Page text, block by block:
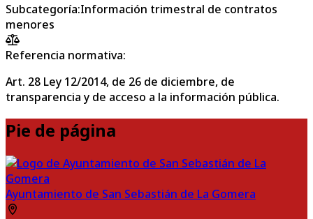
Subcategoría:Información trimestral de contratos
menores
Referencia normativa:
Art. 28 Ley 12/2014, de 26 de diciembre, de
transparencia y de acceso a la información pública.
Pie de página
Ayuntamiento de San Sebastián de La Gomera